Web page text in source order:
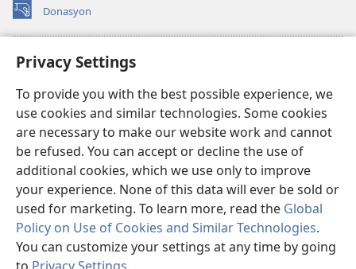
Privacy Settings
To provide you with the best possible experience, we
use cookies and similar technologies. Some cookies
are necessary to make our website work and cannot
be refused. You can accept or decline the use of
additional cookies, which we use only to improve
your experience. None of this data will ever be sold or
used for marketing. To learn more, read the Global
Policy on Use of Cookies and Similar Technologies.
You can customize your settings at any time by going
Donasyon
(opens
new
Watchtower ONLINE LIBRARY™
(opens
window)JW Hub
(opens
new
window)JW Library
Watchtower Library
Copyright© 2026 Watch Tower Bible and Tract Society of Pennsylvania.
MGA KASUGTANAN SA PAGGAMIT